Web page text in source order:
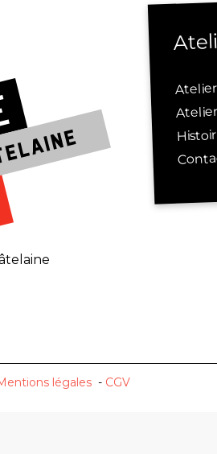
légales - CGV